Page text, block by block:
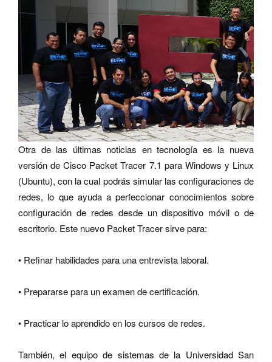
Otra de las últimas noticias en tecnología es la nueva
versión de Cisco Packet Tracer 7.1 para Windows y Linux
(Ubuntu), con la cual podrás simular las configuraciones de
redes, lo que ayuda a perfeccionar conocimientos sobre
configuración de redes desde un dispositivo móvil o de
escritorio. Este nuevo Packet Tracer sirve para:
• Refinar habilidades para una entrevista laboral.
• Prepararse para un examen de certificación.
• Practicar lo aprendido en los cursos de redes.
También, el equipo de sistemas de la Universidad San